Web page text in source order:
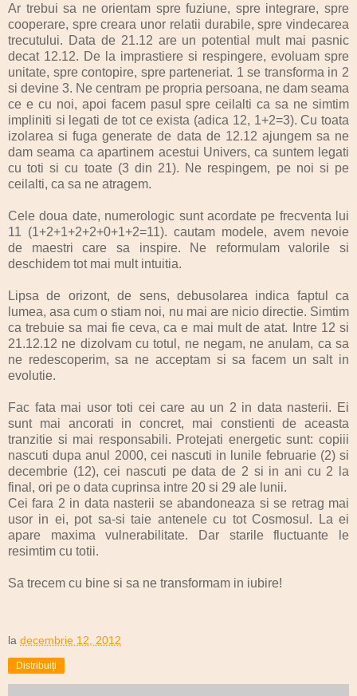
Ar trebui sa ne orientam spre fuziune, spre integrare, spre
cooperare, spre creara unor relatii durabile, spre vindecarea
trecutului. Data de 21.12 are un potential mult mai pasnic
decat 12.12. De la imprastiere si respingere, evoluam spre
unitate, spre contopire, spre parteneriat. 1 se transforma in 2
si devine 3. Ne centram pe propria persoana, ne dam seama
ce e cu noi, apoi facem pasul spre ceilalti ca sa ne simtim
impliniti si legati de tot ce exista (adica 12, 1+2=3). Cu toata
izolarea si fuga generate de data de 12.12 ajungem sa ne
dam seama ca apartinem acestui Univers, ca suntem legati
cu toti si cu toate (3 din 21). Ne respingem, pe noi si pe
ceilalti, ca sa ne atragem.
Cele doua date, numerologic sunt acordate pe frecventa lui
11 (1+2+1+2+2+0+1+2=11). cautam modele, avem nevoie
de maestri care sa inspire. Ne reformulam valorile si
deschidem tot mai mult intuitia.
Lipsa de orizont, de sens, debusolarea indica faptul ca
lumea, asa cum o stiam noi, nu mai are nicio directie. Simtim
ca trebuie sa mai fie ceva, ca e mai mult de atat. Intre 12 si
21.12.12 ne dizolvam cu totul, ne negam, ne anulam, ca sa
ne redescoperim, sa ne acceptam si sa facem un salt in
evolutie.
Fac fata mai usor toti cei care au un 2 in data nasterii. Ei
sunt mai ancorati in concret, mai constienti de aceasta
tranzitie si mai responsabili. Protejati energetic sunt: copiii
nascuti dupa anul 2000, cei nascuti in lunile februarie (2) si
decembrie (12), cei nascuti pe data de 2 si in ani cu 2 la
final, ori pe o data cuprinsa intre 20 si 29 ale lunii.
Cei fara 2 in data nasterii se abandoneaza si se retrag mai
usor in ei, pot sa-si taie antenele cu tot Cosmosul. La ei
apare maxima vulnerabilitate. Dar starile fluctuante le
resimtim cu totii.
Sa trecem cu bine si sa ne transformam in iubire!
la decembrie 12, 2012
Distribuiți